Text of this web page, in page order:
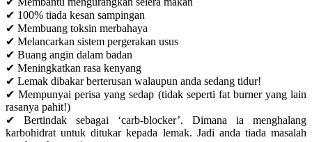
✔ 100% tiada kesan sampingan
✔ Membuang toksin merbahaya
✔ Melancarkan sistem pergerakan usus
✔ Buang angin dalam badan
✔ Meningkatkan rasa kenyang
✔ Lemak dibakar berterusan walaupun anda sedang tidur!
✔ Mempunyai perisa yang sedap (tidak seperti fat burner yang lain
rasanya pahit!)
✔ Bertindak sebagai ‘carb-blocker’. Dimana ia menghalang
karbohidrat untuk ditukar kepada lemak. Jadi anda tiada masalah